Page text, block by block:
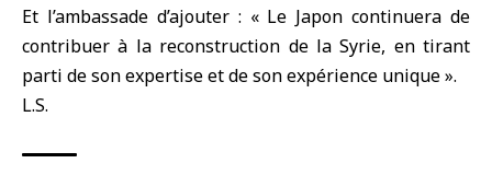
Et l’ambassade d’ajouter : « Le Japon continuera de
contribuer à la reconstruction de la Syrie, en tirant
parti de son expertise et de son expérience unique ».
L.S.